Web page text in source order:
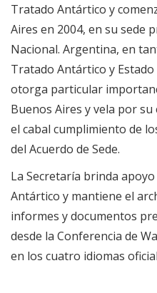
Tratado Antártico y
Aires en 2004, en su sede
Nacional. Argentina, en
Tratado Antártico y
otorga particular
Buenos Aires y vela por
el cabal cumplimiento de
del Acuerdo de Sede.
La Secretaría brinda
Antártico y mantiene el
informes y documentos
desde la Conferencia de
en los cuatro idiomas